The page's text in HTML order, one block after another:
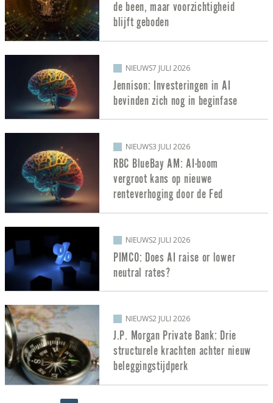
de been, maar voorzichtigheid
blijft geboden
NIEUWS7 JULI 2026
Jennison: Investeringen in AI
bevinden zich nog in beginfase
NIEUWS3 JULI 2026
RBC BlueBay AM: AI-boom
vergroot kans op nieuwe
renteverhoging door de Fed
NIEUWS2 JULI 2026
PIMCO: Does AI raise or lower
neutral rates?
NIEUWS2 JULI 2026
J.P. Morgan Private Bank: Drie
structurele krachten achter nieuw
beleggingstijdperk